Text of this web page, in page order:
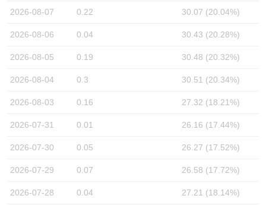
2026-08-07 0.22 30.07 (20.04%)
2026-08-06 0.04 30.43 (20.28%)
2026-08-05 0.19 30.48 (20.32%)
2026-08-04 0.3 30.51 (20.34%)
2026-08-03 0.16 27.32 (18.21%)
2026-07-31 0.01 26.16 (17.44%)
2026-07-30 0.05 26.27 (17.52%)
2026-07-29 0.07 26.58 (17.72%)
2026-07-28 0.04 27.21 (18.14%)